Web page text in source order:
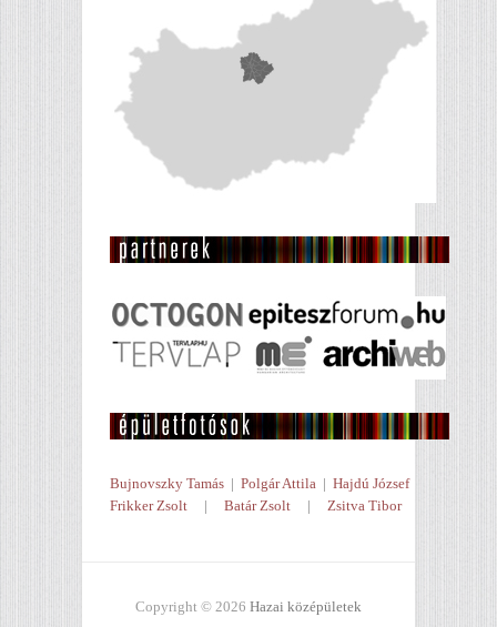
Bujnovszky Tamás | Polgár Attila | Hajdú József
Frikker Zsolt | Batár Zsolt | Zsitva Tibor
Copyright © 2026 Hazai középületek